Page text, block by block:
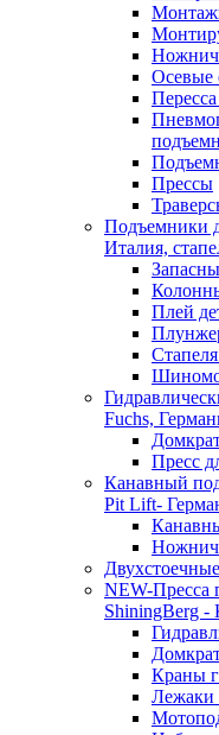
Осевые
Прессы
Подъемники
Италия,
Плей
Fuchs,
Пресс
Канавный
Pit Lift-
NEW-Пресса
ShiningBerg -
Краны
Лежаки